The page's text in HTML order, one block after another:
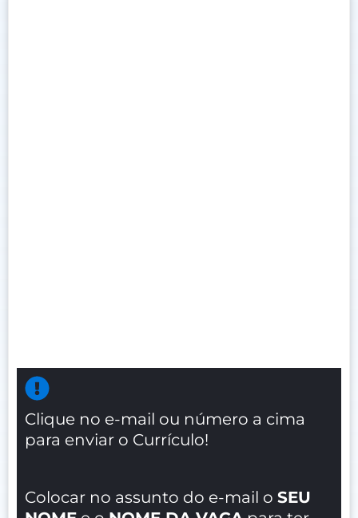
Clique no e-mail ou número a cima
para enviar o Currículo!
Colocar no assunto do e-mail o SEU